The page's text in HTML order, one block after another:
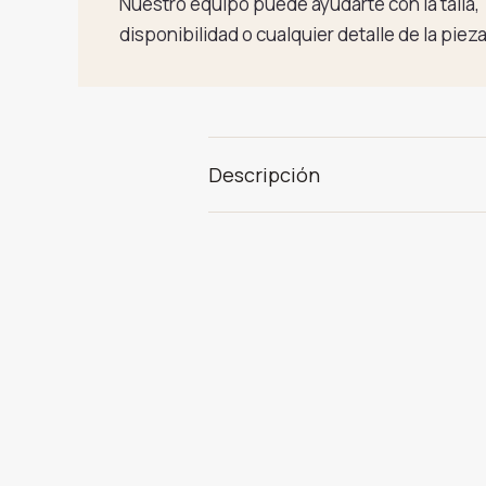
disponibilidad o cualquier detalle de la
Descripción